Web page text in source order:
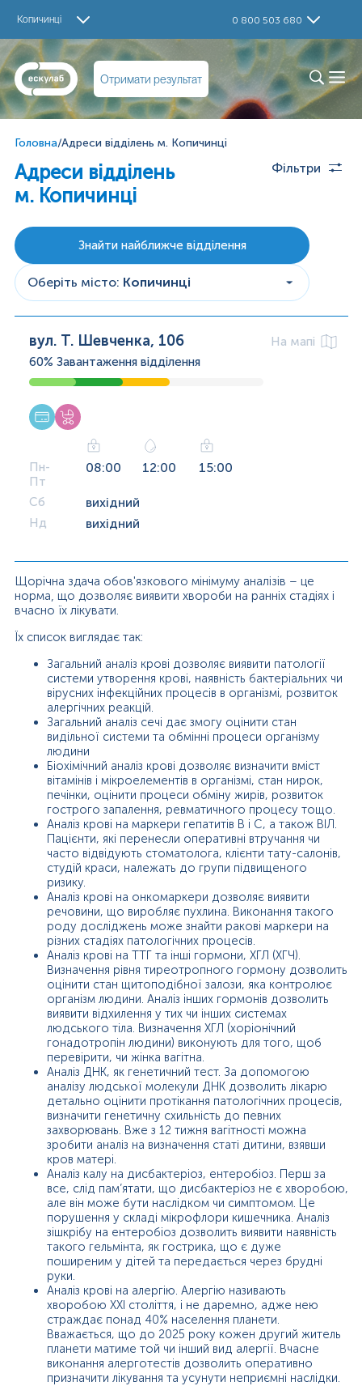
Копичинці 0 800 503 680
Отримати результат
Головна/Адреси відділень м. Копичинці
Адреси відділень
м. Копичинці
Фільтри
Оберіть місто: Копичинці
Знайти найближче відділення
вул. Т. Шевченка, 106
На мапі
60% Завантаження відділення
Пн-
Пт
08:00 12:00 15:00
Сб вихідний
Нд вихідний
Щорічна здача обов'язкового мінімуму аналізів – це
норма, що дозволяє виявити хвороби на ранніх стадіях і
вчасно їх лікувати.
Їх список виглядає так:
Загальний аналіз крові дозволяє виявити патології
системи утворення крові, наявність бактеріальних чи
вірусних інфекційних процесів в організмі, розвиток
алергічних реакцій.
Загальний аналіз сечі дає змогу оцінити стан
видільної системи та обмінні процеси організму
людини
Біохімічний аналіз крові дозволяє визначити вміст
вітамінів і мікроелементів в організмі, стан нирок,
печінки, оцінити процеси обміну жирів, розвиток
гострого запалення, ревматичного процесу тощо.
Аналіз крові на маркери гепатитів В і С, а також ВІЛ.
Пацієнти, які перенесли оперативні втручання чи
часто відвідують стоматолога, клієнти тату-салонів,
студій краси, належать до групи підвищеного
ризику.
Аналіз крові на онкомаркери дозволяє виявити
речовини, що виробляє пухлина. Виконання такого
роду досліджень може знайти ракові маркери на
різних стадіях патологічних процесів.
Аналіз крові на ТТГ та інші гормони, ХГЛ (ХГЧ).
Визначення рівня тиреотропного гормону дозволить
оцінити стан щитоподібної залози, яка контролює
організм людини. Аналіз інших гормонів дозволить
виявити відхилення у тих чи інших системах
людського тіла. Визначення ХГЛ (хоріонічний
гонадотропін людини) виконують для того, щоб
перевірити, чи жінка вагітна.
Аналіз ДНК, як генетичний тест. За допомогою
аналізу людської молекули ДНК дозволить лікарю
детально оцінити протікання патологічних процесів,
визначити генетичну схильність до певних
захворювань. Вже з 12 тижня вагітності можна
зробити аналіз на визначення статі дитини, взявши
кров матері.
Аналіз калу на дисбактеріоз, ентеробіоз. Перш за
все, слід пам’ятати, що дисбактеріоз не є хворобою,
але він може бути наслідком чи симптомом. Це
порушення у складі мікрофлори кишечника. Аналіз
зішкрібу на ентеробіоз дозволить виявити наявність
такого гельмінта, як гострика, що є дуже
поширеним у дітей та передається через брудні
руки.
Аналіз крові на алергію. Алергію називають
хворобою ХХІ століття, і не даремно, адже нею
страждає понад 40% населення планети.
Вважається, що до 2025 року кожен другий житель
планети матиме той чи інший вид алергії. Вчасне
виконання алерготестів дозволить оперативно
призначити лікування та усунути неприємні наслідки.